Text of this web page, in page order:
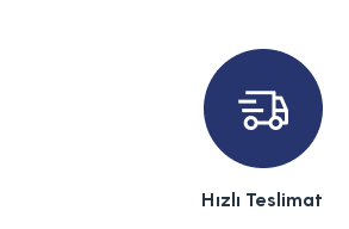
Hızlı Teslimat